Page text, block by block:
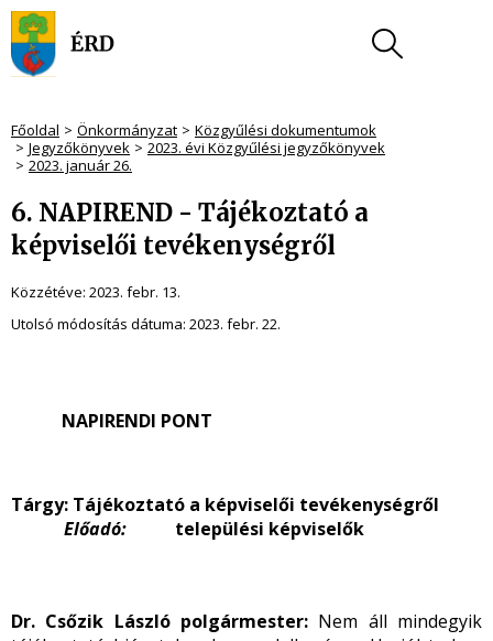
Főoldal Önkormányzat
Közgyűlési dokumentumok
Jegyzőkönyvek
2023. évi Közgyűlési jegyzőkönyvek
2023. január 26.
6. NAPIREND - Tájékoztató a
képviselői tevékenységről
Közzétéve: 2023. febr. 13.
Utolsó módosítás dátuma: 2023. febr. 22.
NAPIRENDI PONT
Tárgy: Tájékoztató a képviselői tevékenységről
Előadó:
települési képviselők
Dr. Csőzik László polgármester: Nem áll mindegyik